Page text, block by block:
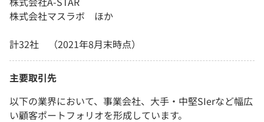
株式会社マスラボ ほか
計32社 （2021年8月末時点）
主要取引先
以下の業界において、事業会社、大手・中堅SIerなど幅広
い顧客ポートフォリオを形成しています。